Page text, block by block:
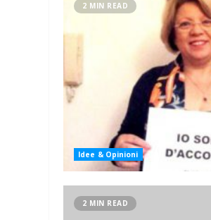
2 MIN READ
Idee & Opinioni
2 MIN READ